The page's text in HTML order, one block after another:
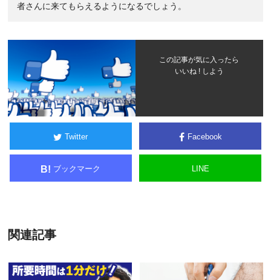
者さんに来てもらえるようになるでしょう。
この記事が気に入ったら
いいね ! しよう
Twitter Facebook
B! ブックマーク LINE
関連記事